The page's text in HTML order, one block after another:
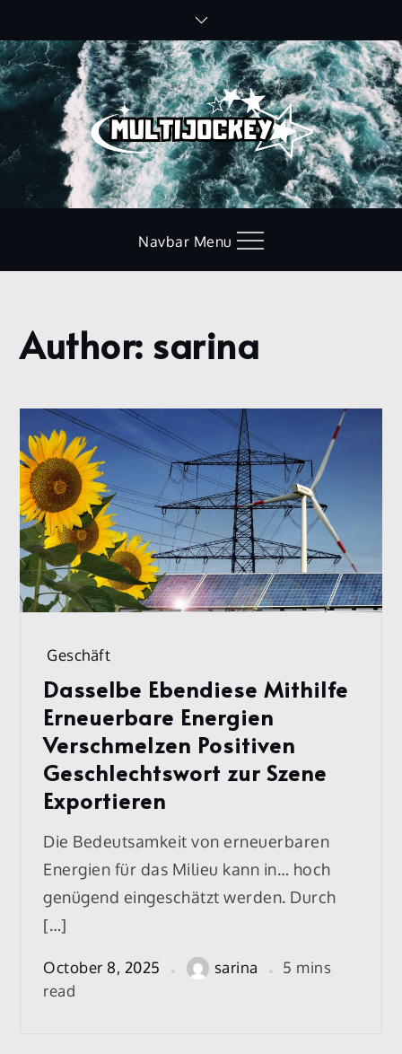
content
Navbar Menu
Home
sarina
Author: sarina
Geschäft
Dasselbe Ebendiese Mithilfe
Erneuerbare Energien
Verschmelzen Positiven
Geschlechtswort zur Szene
Exportieren
Die Bedeutsamkeit von erneuerbaren
Energien für das Milieu kann in… hoch
genügend eingeschätzt werden. Durch
[…]
October 8, 2025 sarina
5 mins
read